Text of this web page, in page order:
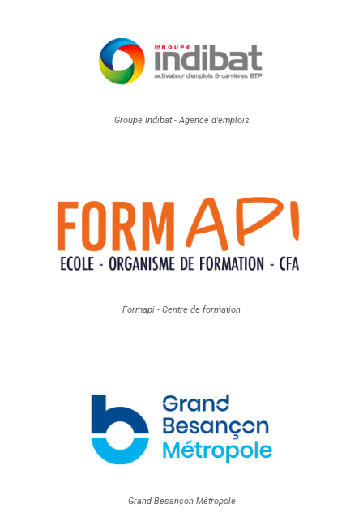
Groupe Indibat - Agence d'emplois
Formapi - Centre de formation
Grand Besançon Métropole